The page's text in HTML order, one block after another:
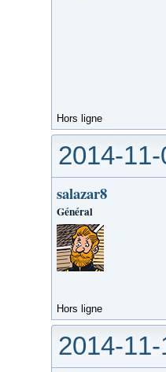
Hors ligne
2014-
salazar8
Général
Hors ligne
2014-